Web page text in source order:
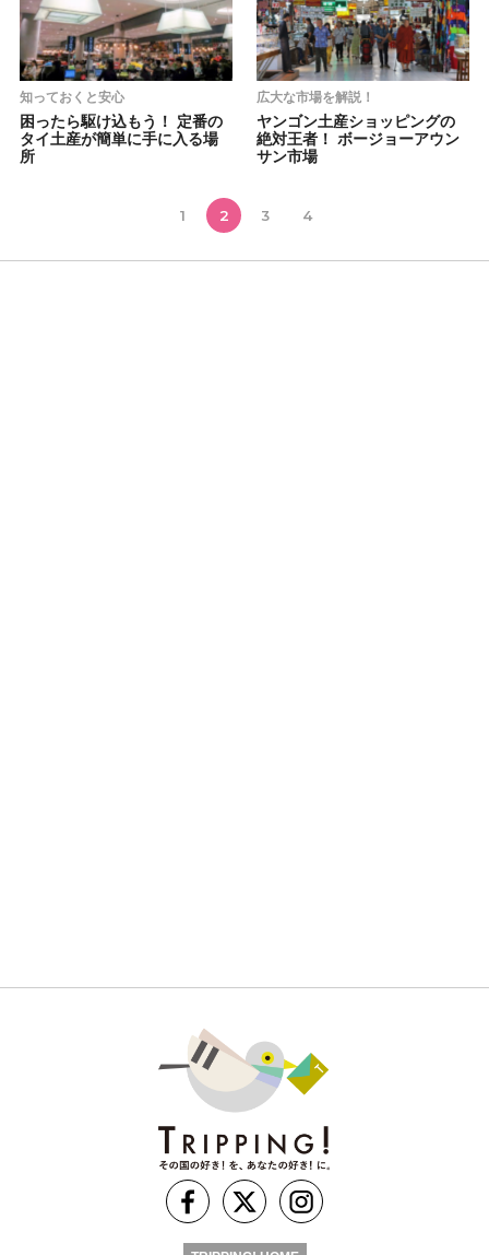
知っておくと安心
困ったら駆け込もう！ 定番の
タイ土産が簡単に手に入る場
所
広大な市場を解説！
ヤンゴン土産ショッピングの
絶対王者！ ボージョーアウン
サン市場
1 2 3 4